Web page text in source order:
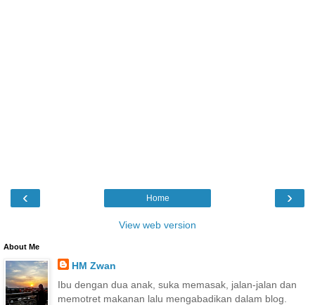
‹ ›
Home
View web version
About Me
HM Zwan
Ibu dengan dua anak, suka memasak, jalan-jalan dan
memotret makanan lalu mengabadikan dalam blog.